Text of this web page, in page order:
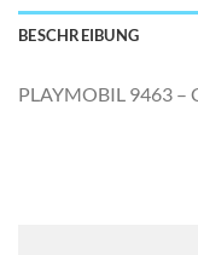
BESCHREIBUNG
PLAYMOBIL 9463 –